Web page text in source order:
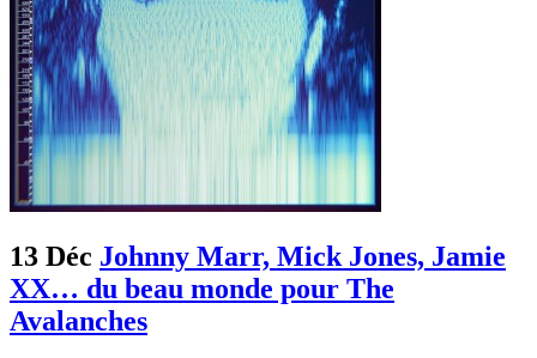
13 Déc Johnny Marr, Mick Jones, Jamie
XX… du beau monde pour The
Avalanches